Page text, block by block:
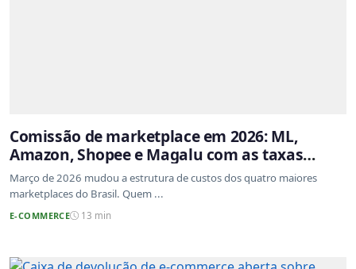
Comissão de marketplace em 2026: ML,
Amazon, Shopee e Magalu com as taxas
atualizadas
Março de 2026 mudou a estrutura de custos dos quatro maiores
marketplaces do Brasil. Quem ...
E-COMMERCE 13 min